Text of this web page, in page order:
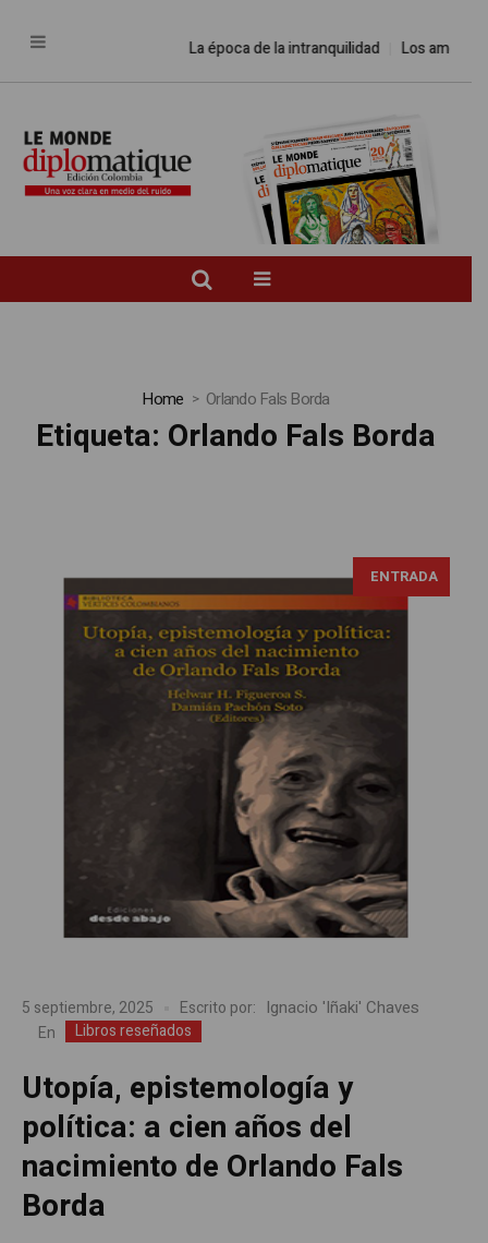
La época de la intranquilidad Los amos del
Home Orlando Fals Borda
Etiqueta: Orlando Fals Borda
ENTRADA
5 septiembre, 2025 Escrito por: Ignacio 'Iñaki' Chaves
En Libros reseñados
Utopía, epistemología y
política: a cien años del
nacimiento de Orlando Fals
Borda